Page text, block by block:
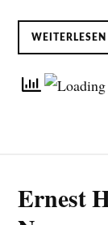
WEITERLESEN
Ernest